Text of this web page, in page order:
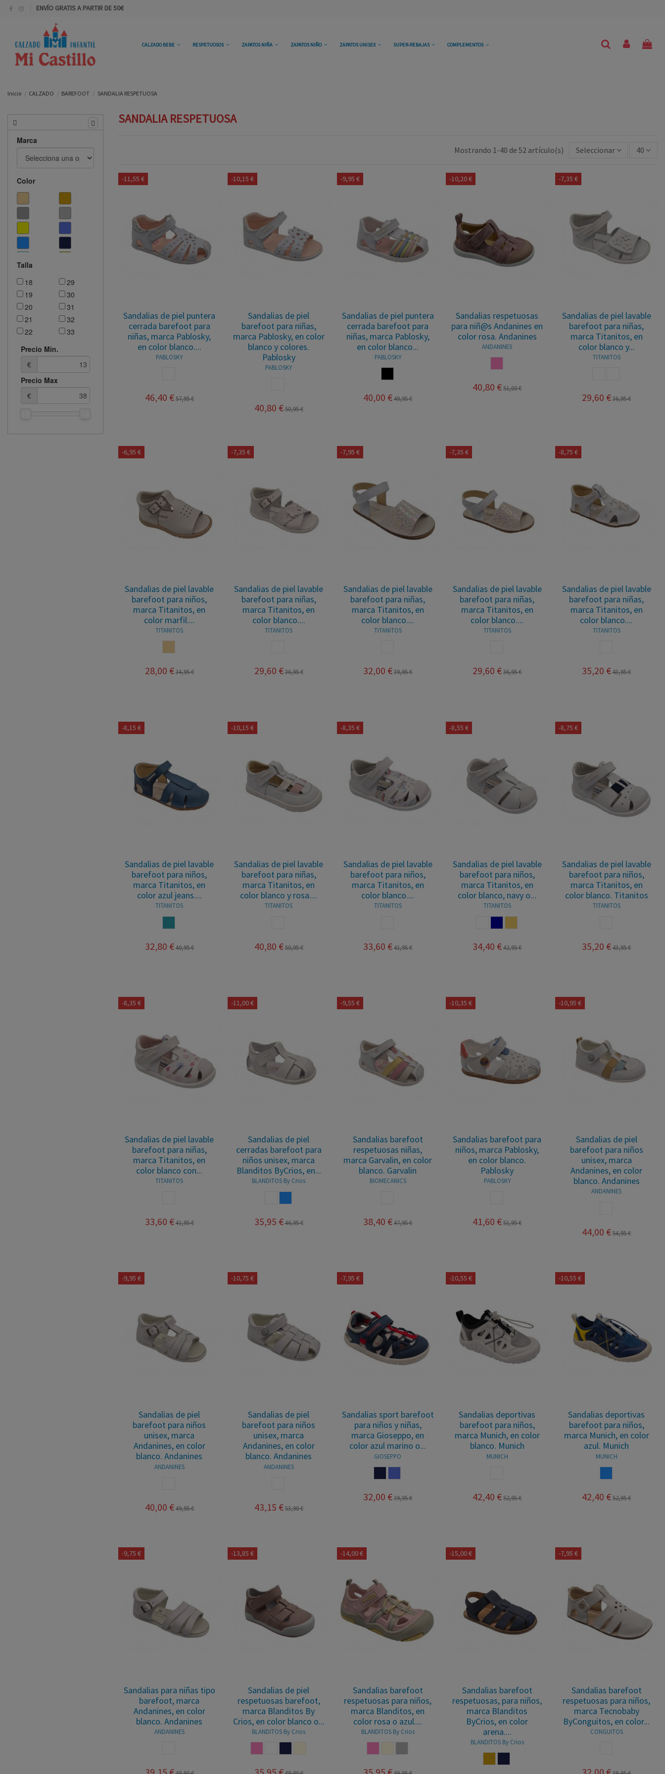
ENVÍO GRATIS A PARTIR DE 50€
CALZADO BEBE RESPETUOSOS ZAPATOS NIÑA ZAPATOS NIÑO ZAPATOS UNISEX SUPER-REBAJAS COMPLEMENTOS
Inicio CALZADO BAREFOOT SANDALIA RESPETUOSA
SANDALIA RESPETUOSA
Mostrando 1-40 de 52 artículo(s) Seleccionar 40
-11,55 €
Sandalias de piel puntera
cerrada barefoot para
niñas, marca Pablosky,
en color blanco....
PABLOSKY
46,40 €57,95 €
-10,15 €
Sandalias de piel
barefoot para niñas,
marca Pablosky, en color
blanco y colores.
Pablosky
PABLOSKY
40,80 € 50,95 €
-9,95 €
Sandalias de piel puntera
cerrada barefoot para
niñas, marca Pablosky,
en color blanco...
PABLOSKY
40,00 € 49,95 €
-10,20 €
Sandalias respetuosas
para niñ@s Andanines en
color rosa. Andanines
ANDANINES
40,80 € 51,00 €
-7,35 €
Sandalias de piel lavable
barefoot para niñas,
marca Titanitos, en
color blanco y...
TITANITOS
29,60 €36,95 €
-6,95 €
Sandalias de piel lavable
barefoot para niños,
marca Titanitos, en
color marfil....
TITANITOS
28,00 €34,95 €
-7,35 €
Sandalias de piel lavable
barefoot para niñas,
marca Titanitos, en
color blanco....
TITANITOS
29,60 € 36,95 €
-7,95 €
Sandalias de piel lavable
barefoot para niñas,
marca Titanitos, en
color blanco....
TITANITOS
32,00 € 39,95 €
-7,35 €
Sandalias de piel lavable
barefoot para niñas,
marca Titanitos, en
color blanco....
TITANITOS
29,60 € 36,95 €
-8,75 €
Sandalias de piel lavable
barefoot para niñas,
marca Titanitos, en
color blanco....
TITANITOS
35,20 €43,95 €
-8,15 €
Sandalias de piel lavable
barefoot para niños,
marca Titanitos, en
color azul jeans....
TITANITOS
32,80 €40,95 €
-10,15 €
Sandalias de piel lavable
barefoot para niñas,
marca Titanitos, en
color blanco y rosa....
TITANITOS
40,80 € 50,95 €
-8,35 €
Sandalias de piel lavable
barefoot para niños,
marca Titanitos, en
color blanco....
TITANITOS
33,60 € 41,95 €
-8,55 €
Sandalias de piel lavable
barefoot para niños,
marca Titanitos, en
color blanco, navy o...
TITANITOS
34,40 € 42,95 €
-8,75 €
Sandalias de piel lavable
barefoot para niños,
marca Titanitos, en
color blanco. Titanitos
TITANITOS
35,20 €43,95 €
-8,35 €
Sandalias de piel lavable
barefoot para niñas,
marca Titanitos, en
color blanco con...
TITANITOS
33,60 €41,95 €
-11,00 €
Sandalias de piel
cerradas barefoot para
niños unisex, marca
Blanditos ByCrios, en...
BLANDITOS By Crios
35,95 € 46,95 €
-9,55 €
Sandalias barefoot
respetuosas niñas,
marca Garvalin, en color
blanco. Garvalin
BIOMECANICS
38,40 € 47,95 €
-10,35 €
Sandalias barefoot para
niños, marca Pablosky,
en color blanco.
Pablosky
PABLOSKY
41,60 € 51,95 €
-10,95 €
Sandalias de piel
barefoot para niños
unisex, marca
Andanines, en color
blanco. Andanines
ANDANINES
44,00 €54,95 €
-9,95 €
Sandalias de piel
barefoot para niños
unisex, marca
Andanines, en color
blanco. Andanines
ANDANINES
40,00 €49,95 €
-10,75 €
Sandalias de piel
barefoot para niños
unisex, marca
Andanines, en color
blanco. Andanines
ANDANINES
43,15 € 53,90 €
-7,95 €
Sandalias sport barefoot
para niños y niñas,
marca Gioseppo, en
color azul marino o...
GIOSEPPO
32,00 € 39,95 €
-10,55 €
Sandalias deportivas
barefoot para niños,
marca Munich, en color
blanco. Munich
MUNICH
42,40 € 52,95 €
-10,55 €
Sandalias deportivas
barefoot para niños,
marca Munich, en color
azul. Munich
MUNICH
42,40 €52,95 €
-9,75 €
Sandalias para niñas tipo
barefoot, marca
Andanines, en color
blanco. Andanines
ANDANINES
-13,85 €
Sandalias de piel
respetuosas barefoot,
marca Blanditos By
Crios, en color blanco o...
BLANDITOS By Crios
-14,00 €
Sandalias barefoot
respetuosas para niños,
marca Blanditos, en
color rosa o azul....
BLANDITOS By Crios
-15,00 €
Sandalias barefoot
respetuosas, para niños,
marca Blanditos
ByCrios, en color
arena....
BLANDITOS By Crios
-7,95 €
Sandalias barefoot
respetuosas para niños,
marca Tecnobaby
ByConguitos, en color...
CONGUITOS
Marca
Color
Talla
18
19
20
21
22
24
25
26
27
28
29
30
31
32
33
35
Precio Min.
€
Precio Max
€